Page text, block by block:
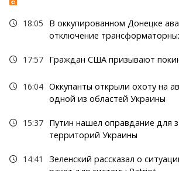
18:05
В оккупированном Донецке
отключение
17:57 Граждан США призывают
16:04 Оккупанты открыли охоту на
одной из областей Украины
15:37 Путин нашел оправдание для
территорий Украины
14:41
Зеленский рассказал о